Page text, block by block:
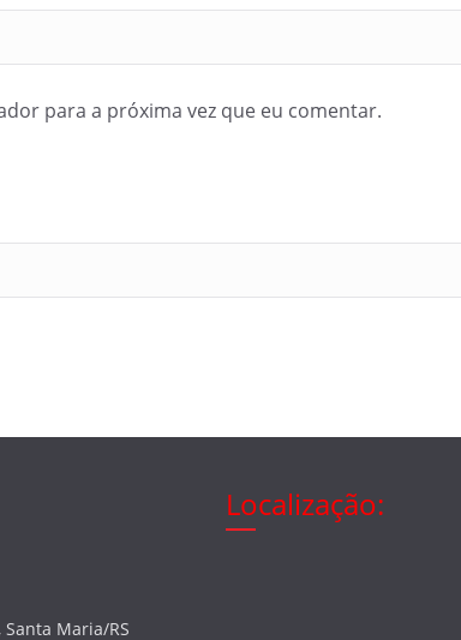
para a próxima vez que eu comentar.
Santa Maria/RS
Localização: